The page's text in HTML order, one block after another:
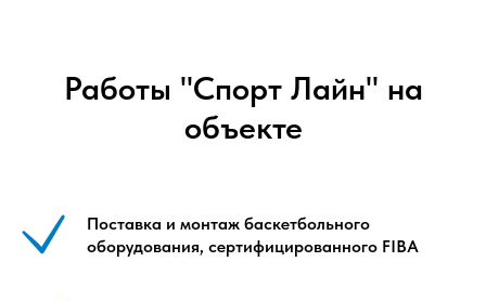
Работы "Спорт Лайн" на
объекте
Поставка и монтаж баскетбольного
оборудования, сертифицированного FIBA